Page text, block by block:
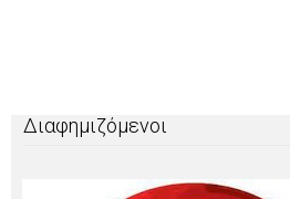
Διαφημιζόμενοι